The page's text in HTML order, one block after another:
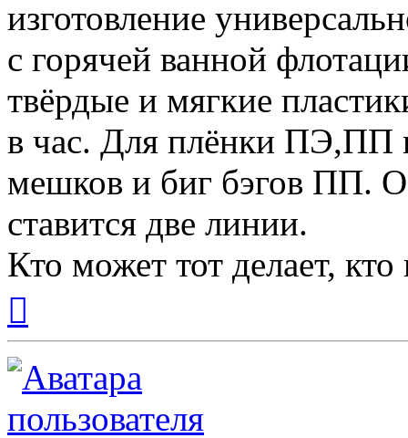
изготовление
с горячей ванной
твёрдые и мягкие
в час. Для плёнки ПЭ,ПП
мешков и биг бэгов ПП.
ставится две линии.
Кто может тот делает,
началу